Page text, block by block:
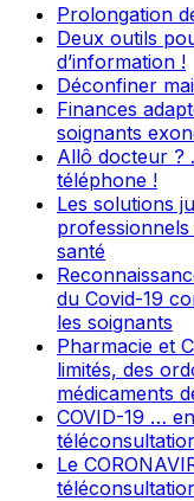
Prolongation
Deux outils
d’information !
Déconfiner
Finances
soignants
Allô docteur ?
téléphone !
Les solutions
santé
du Covid-19
les soignants
Pharmacie et
limités, des
médicaments
COVID-19 …
Le